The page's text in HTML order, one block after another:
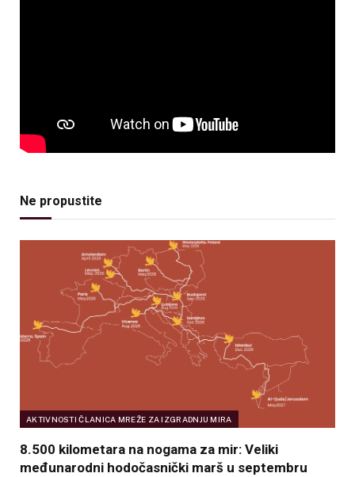
Ne propustite
AKTIVNOSTI ČLANICA MREŽE ZA IZGRADNJU MIRA
8.500 kilometara na nogama za mir: Veliki
međunarodni hodočasnički marš u septembru